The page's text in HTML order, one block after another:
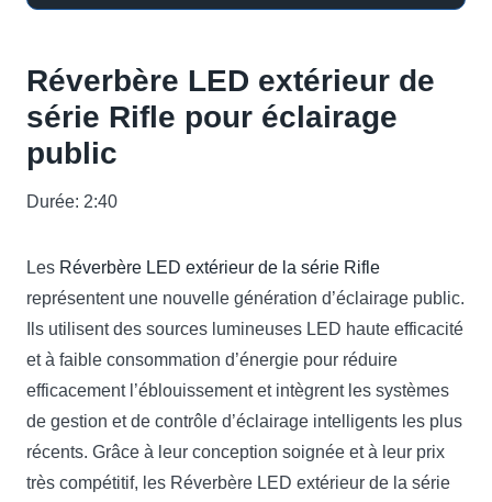
Réverbère LED extérieur de
série Rifle pour éclairage
public
Durée: 2:40
Les Réverbère LED extérieur de la série Rifle
représentent une nouvelle génération d’éclairage public.
Ils utilisent des sources lumineuses LED haute efficacité
et à faible consommation d’énergie pour réduire
efficacement l’éblouissement et intègrent les systèmes
de gestion et de contrôle d’éclairage intelligents les plus
récents. Grâce à leur conception soignée et à leur prix
très compétitif, les Réverbère LED extérieur de la série